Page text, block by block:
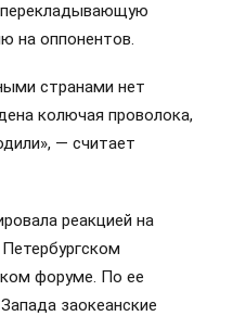
на оппонентов.
странами нет
колючая проволока,
— считает
реакцией на
форуме. По ее
заокеанские